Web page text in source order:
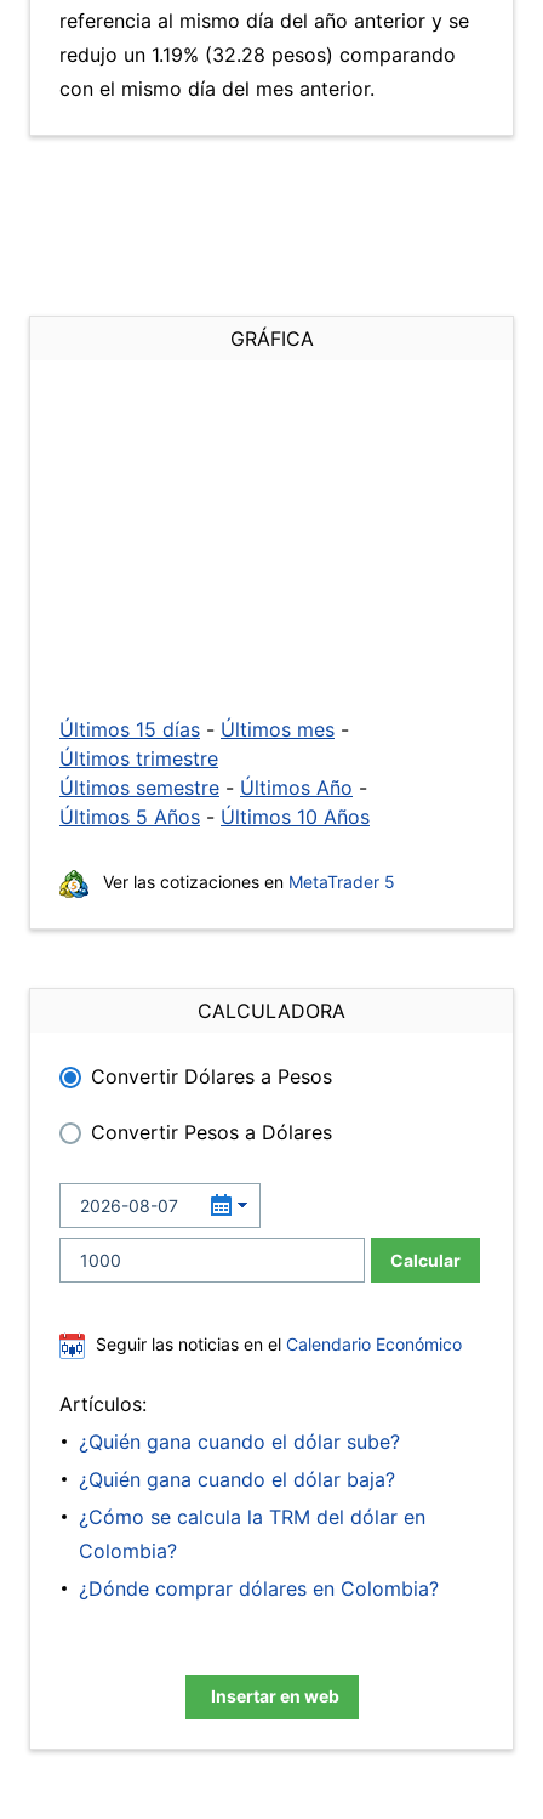
referencia al mismo día del año anterior y se
redujo un 1.19% (32.28 pesos) comparando
con el mismo día del mes anterior.
GRÁFICA
Últimos 15 días - Últimos mes -
Últimos trimestre
Últimos semestre - Últimos Año -
Últimos 5 Años - Últimos 10 Años
Ver las cotizaciones en MetaTrader 5
CALCULADORA
Convertir Dólares a Pesos
Convertir Pesos a Dólares
Calcular
Seguir las noticias en el Calendario Económico
Artículos:
¿Quién gana cuando el dólar sube?
¿Quién gana cuando el dólar baja?
¿Cómo se calcula la TRM del dólar en
Colombia?
¿Dónde comprar dólares en Colombia?
Insertar en web